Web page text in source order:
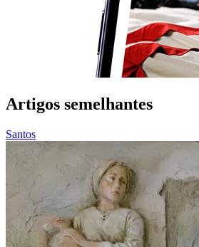
Artigos semelhantes
Santos